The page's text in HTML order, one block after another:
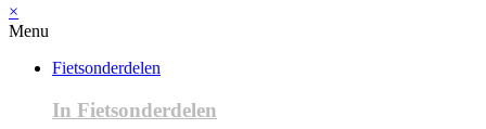
×
Menu
Fietsonderdelen
In Fietsonderdelen